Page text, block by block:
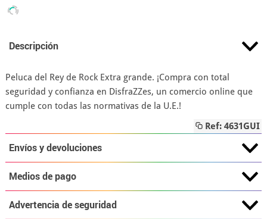
Descripción
Peluca del Rey de Rock Extra grande. ¡Compra con total
seguridad y confianza en DisfraZZes, un comercio online que
cumple con todas las normativas de la U.E.!
Ref: 4631GUI
Envíos y devoluciones
Medios de pago
Advertencia de seguridad